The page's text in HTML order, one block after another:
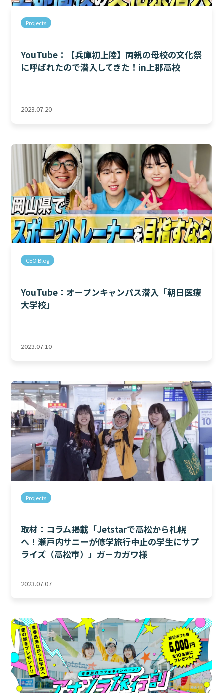
Projects
YouTube：【兵庫初上陸】両親の母校の文化祭
に呼ばれたので潜入してきた！in上郡高校
2023.07.20
CEO Blog
YouTube：オープンキャンパス潜入「朝日医療
大学校」
2023.07.10
Projects
取材：コラム掲載「Jetstarで高松から札幌
へ！瀬戸内サニーが修学旅行中止の学生にサプ
ライズ（高松市）」ガーカガワ様
2023.07.07